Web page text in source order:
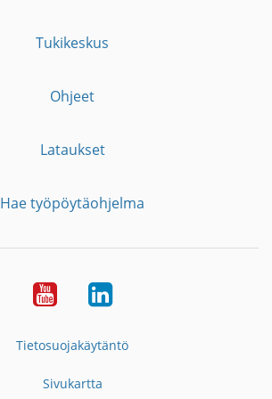
Tukikeskus
Ohjeet
Lataukset
Hae työpöytäohjelma
YouTubeLinkedIn
Tietosuojakäytäntö
Sivukartta